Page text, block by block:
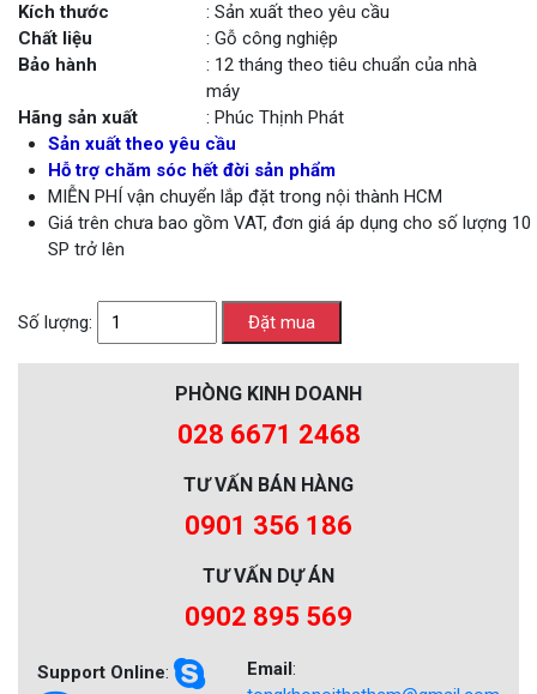
Kích thước
: Sản xuất theo yêu cầu
Chất liệu
: Gỗ công nghiệp
Bảo hành
: 12 tháng theo tiêu chuẩn của nhà
máy
Hãng sản xuất
: Phúc Thịnh Phát
Sản xuất theo yêu cầu
Hỗ trợ chăm sóc hết đời sản phẩm
MIỄN PHÍ vận chuyển lắp đặt trong nội thành HCM
Giá trên chưa bao gồm VAT, đơn giá áp dụng cho số lượng 10
SP trở lên
Số lượng:
PHÒNG KINH DOANH
028 6671 2468
TƯ VẤN BÁN HÀNG
0901 356 186
TƯ VẤN DỰ ÁN
0902 895 569
Support Online: Email: